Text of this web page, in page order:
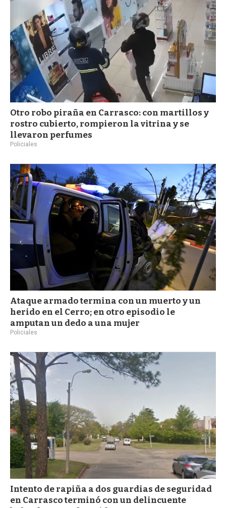
Otro robo piraña en Carrasco: con martillos y
rostro cubierto, rompieron la vitrina y se
llevaron perfumes
Policiales
Ataque armado termina con un muerto y un
herido en el Cerro; en otro episodio le
amputan un dedo a una mujer
Policiales
Intento de rapiña a dos guardias de seguridad
en Carrasco terminó con un delincuente